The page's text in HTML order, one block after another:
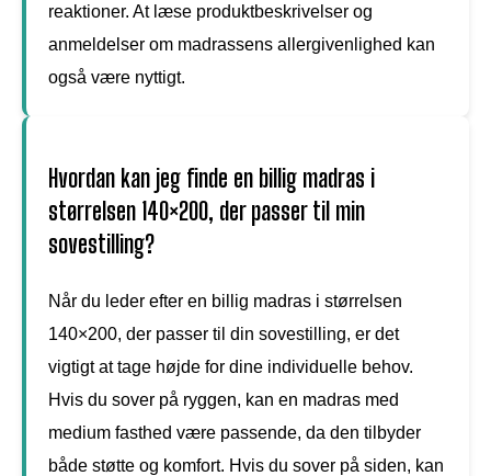
reaktioner. At læse produktbeskrivelser og
anmeldelser om madrassens allergivenlighed kan
også være nyttigt.
Hvordan kan jeg finde en billig madras i
størrelsen 140×200, der passer til min
sovestilling?
Når du leder efter en billig madras i størrelsen
140×200, der passer til din sovestilling, er det
vigtigt at tage højde for dine individuelle behov.
Hvis du sover på ryggen, kan en madras med
medium fasthed være passende, da den tilbyder
både støtte og komfort. Hvis du sover på siden, kan